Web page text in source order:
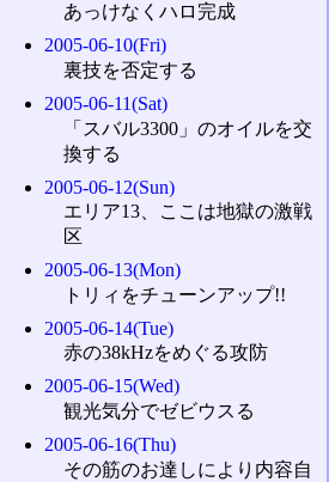
あっけなくハロ完成
2005-06-10(Fri)
裏技を否定する
2005-06-11(Sat)
「スバル3300」のオイルを交
換する
2005-06-12(Sun)
エリア13、ここは地獄の激戦
区
2005-06-13(Mon)
トリィをチューンアップ!!
2005-06-14(Tue)
赤の38kHzをめぐる攻防
2005-06-15(Wed)
観光気分でゼビウスる
2005-06-16(Thu)
その筋のお達しにより内容自